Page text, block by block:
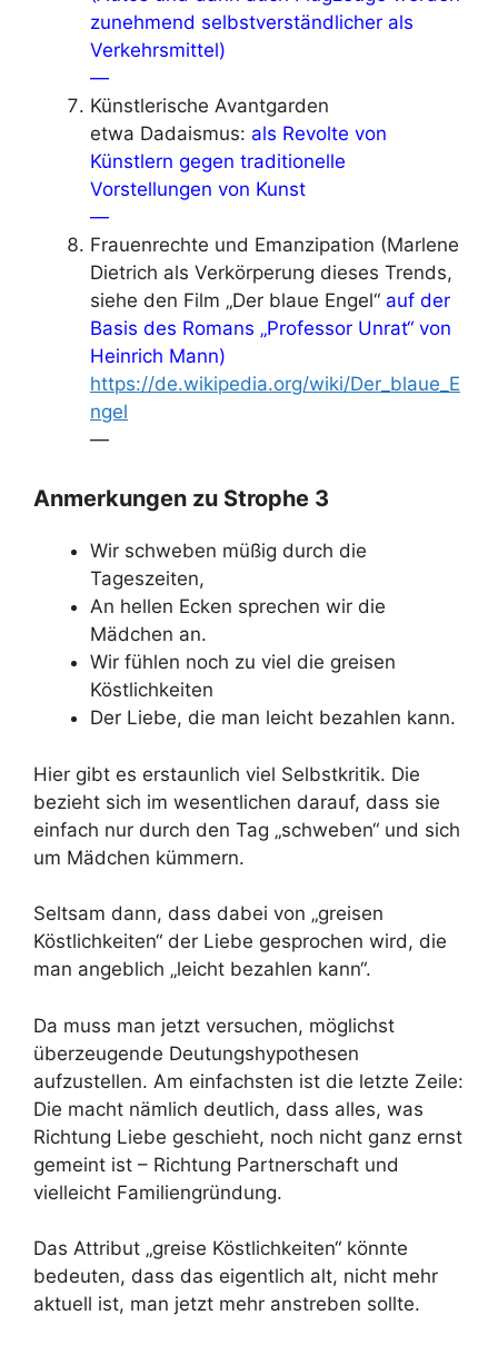
zunehmend selbstverständlicher als
Verkehrsmittel)
—
Künstlerische Avantgarden
etwa Dadaismus: als Revolte von
Künstlern gegen traditionelle
Vorstellungen von Kunst
—
Frauenrechte und Emanzipation (Marlene
Dietrich als Verkörperung dieses Trends,
siehe den Film „Der blaue Engel“ auf der
Basis des Romans „Professor Unrat“ von
Heinrich Mann)
https://de.wikipedia.org/wiki/Der_blaue_E
ngel
—
Anmerkungen zu Strophe 3
Wir schweben müßig durch die
Tageszeiten,
An hellen Ecken sprechen wir die
Mädchen an.
Wir fühlen noch zu viel die greisen
Köstlichkeiten
Der Liebe, die man leicht bezahlen kann.
Hier gibt es erstaunlich viel Selbstkritik. Die
bezieht sich im wesentlichen darauf, dass sie
einfach nur durch den Tag „schweben“ und sich
um Mädchen kümmern.
Seltsam dann, dass dabei von „greisen
Köstlichkeiten“ der Liebe gesprochen wird, die
man angeblich „leicht bezahlen kann“.
Da muss man jetzt versuchen, möglichst
überzeugende Deutungshypothesen
aufzustellen. Am einfachsten ist die letzte Zeile:
Die macht nämlich deutlich, dass alles, was
Richtung Liebe geschieht, noch nicht ganz ernst
gemeint ist – Richtung Partnerschaft und
vielleicht Familiengründung.
Das Attribut „greise Köstlichkeiten“ könnte
bedeuten, dass das eigentlich alt, nicht mehr
aktuell ist, man jetzt mehr anstreben sollte.